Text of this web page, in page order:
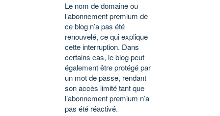
Le nom de domaine ou
l’abonnement premium de
ce blog n’a pas été
renouvelé, ce qui explique
cette interruption. Dans
certains cas, le blog peut
également être protégé par
un mot de passe, rendant
son accès limité tant que
l’abonnement premium n’a
pas été réactivé.